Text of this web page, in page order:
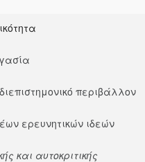
περιβάλλον
ερευνητικών ιδεών
και αυτοκριτικής